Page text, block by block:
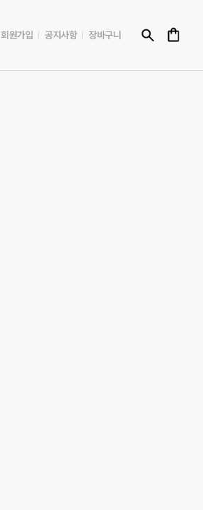
회원가입 공지사항 장바구니